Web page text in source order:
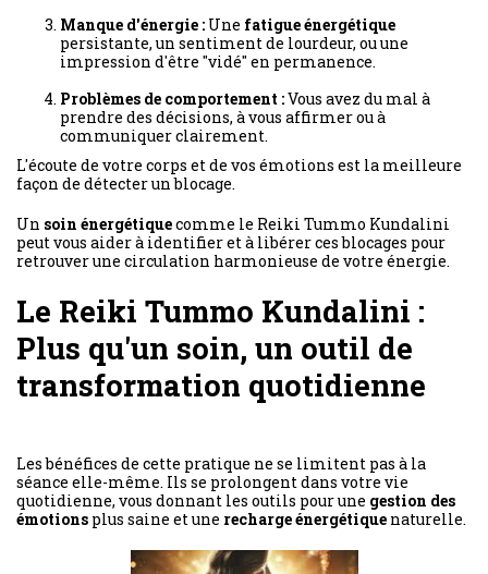
Manque d'énergie : Une fatigue énergétique
persistante, un sentiment de lourdeur, ou une
impression d'être "vidé" en permanence.
Problèmes de comportement :Vous avez du mal à
prendre des décisions, à vous affirmer ou à
communiquer clairement.
L'écoute de votre corps et de vos émotions est la meilleure
façon de détecter un blocage.
Un soin énergétiquecomme le Reiki Tummo Kundalini
peut vous aider à identifier et à libérer ces blocages pour
retrouver une circulation harmonieuse de votre énergie.
Le Reiki Tummo Kundalini :
Plus qu'un soin, un outil de
transformation quotidienne
Les bénéfices de cette pratique ne se limitent pas à la
séance elle-même. Ils se prolongent dans votre vie
quotidienne, vous donnant les outils pour une gestion des
émotions plus saine et une recharge énergétique naturelle.